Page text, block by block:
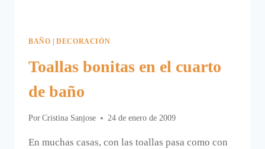
BAÑO |DECORACIÓN
Toallas bonitas en el cuarto
de baño
Por Cristina Sanjose 24 de enero de 2009
En muchas casas, con las toallas pasa como con